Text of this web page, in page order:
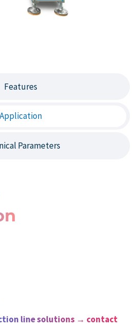
Features
Application
Parameters
line solutions → contact